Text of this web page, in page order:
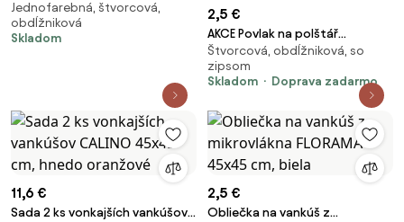
60x40cm
Jednofarebná, štvorcová,
obdĺžniková
Skladom
2,5 €
AKCE Povlak na polštář
mikroplyš MIX VZORŮ II.jakost
Rozmer vankúša: 70 x 90 cm
Štvorcová, obdĺžniková, so
zipsom
Skladom
Doprava zadarmo
11,6 €
Sada 2 ks vonkajších vankúšov
2,5 €
Obliečka na vankúš z